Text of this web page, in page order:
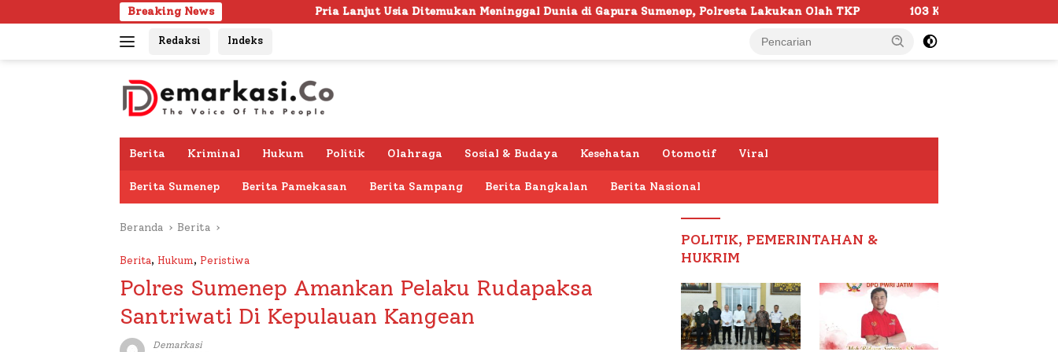
ke
Breaking News
Pria Lanjut Usia Ditemukan Meninggal Dunia di Gapura Sumenep, Polresta Lakukan Olah TKP 103 Kafilah Siap Ramaikan MTQ KORPRI VIII
Redaksi Indeks
Berita Kriminal Hukum Politik Olahraga Sosial & Budaya Kesehatan Otomotif Viral
Berita Sumenep Berita Pamekasan Berita Sampang Berita Bangkalan Berita Nasional
Beranda Berita
Berita, Hukum, Peristiwa
Polres Sumenep Amankan Pelaku Rudapaksa
Santriwati Di Kepulauan Kangean
Demarkasi
POLITIK, PEMERINTAHAN &
HUKRIM